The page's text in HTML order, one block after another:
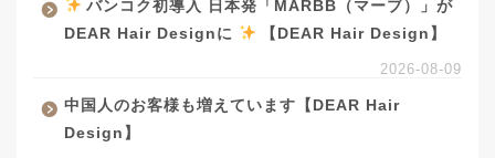
バンコク初導入 日本発「MARBB（マーブ）」が
DEAR Hair Designに
【DEAR Hair Design】
2026-08-09
中国人のお客様も増えています【DEAR Hair
Design】